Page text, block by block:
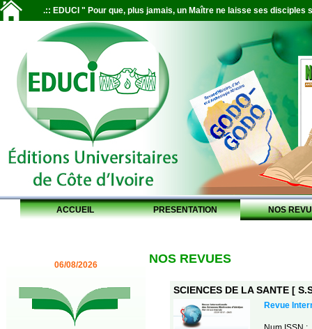
.:: EDUCI " Pour que, plus jamais, un Maître ne laisse ses disciples
ACCUEIL PRESENTATION NOS
06/08/2026 NOS REVUES
SCIENCES DE LA SANTE [
Revue